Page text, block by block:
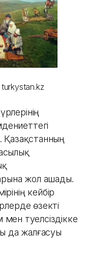
turkystan.kz
Қазақстанның
жол ашады.
кейбір
өзекті
тәуелсіздікке
да жалғасуы